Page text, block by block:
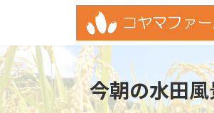
ン
ツ
へ
ス
キ
ー
シ
ョ
ン
に
今朝の水田風